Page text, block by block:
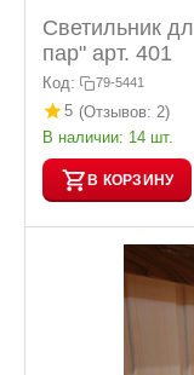
Светильник
пар" арт. 401
Код: 79-5441
5 (Отзывов: 2)
В наличии: 14 шт.
В КОРЗИНУ